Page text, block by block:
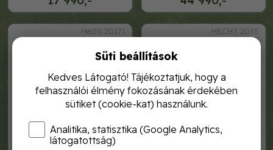
Hecht 20171 HECHT 2075
Süti beállítások
Kedves Látogató! Tájékoztatjuk, hogy a
felhasználói élmény fokozásának érdekében
sütiket (cookie-kat) használunk.
Analitika, statisztika (Google Analytics,
látogatottság)